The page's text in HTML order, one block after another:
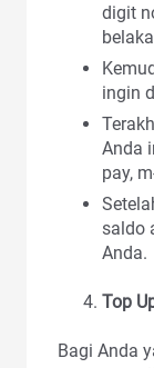
digit
ingin
Anda
pay,
saldo
Anda.
Top
Bagi Anda